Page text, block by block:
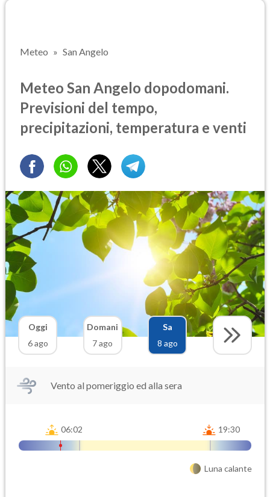
Meteo San Angelo
Meteo San Angelo dopodomani.
Previsioni del tempo,
precipitazioni, temperatura e venti
Oggi
6 ago
Domani
7 ago
Sa
8 ago
Vento al pomeriggio ed alla sera
06:02 19:30
Luna calante